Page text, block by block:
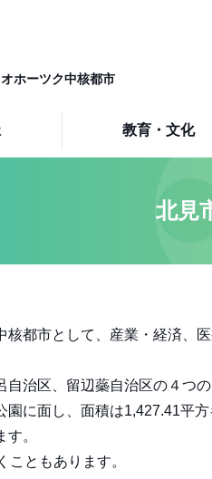
ホーツク中核都市
教育・文化
北見
都市として、産業・経済、
治区、留辺蘂自治区の４つ
に面し、面積は1,427.41平
。
ともあります。